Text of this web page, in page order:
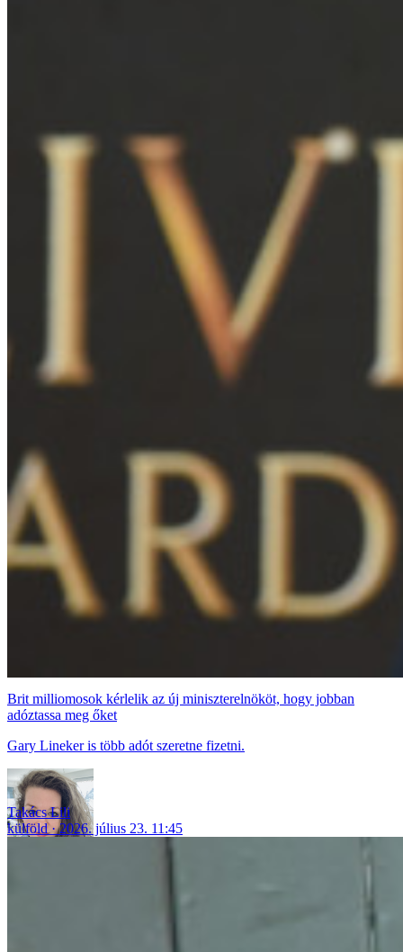
Brit milliomosok kérlelik az új miniszterelnököt, hogy jobban
adóztassa meg őket
Gary Lineker is több adót szeretne fizetni.
Takács Lili
külföld
2026. július 23. 11:45